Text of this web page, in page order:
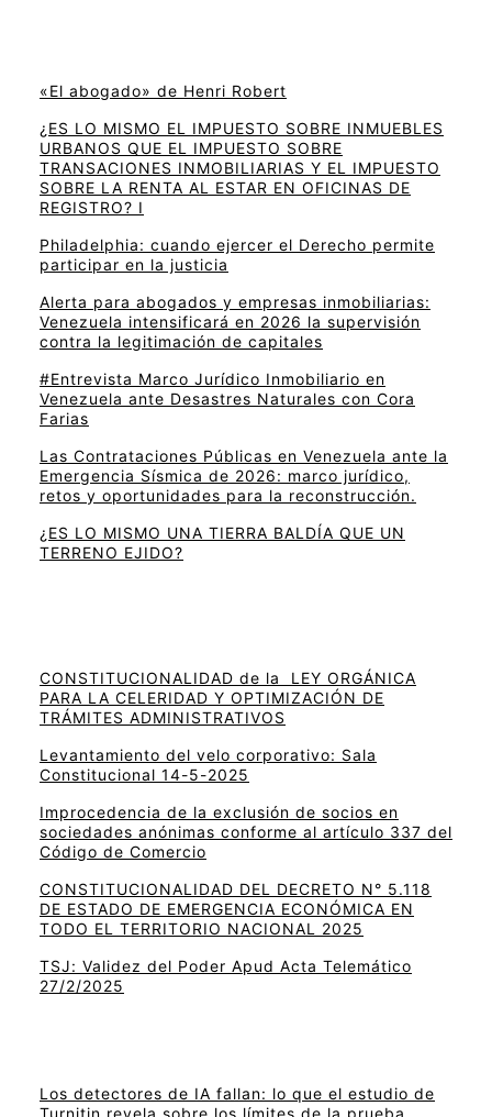
«El abogado» de Henri Robert
¿ES LO MISMO EL IMPUESTO SOBRE INMUEBLES
URBANOS QUE EL IMPUESTO SOBRE
TRANSACIONES INMOBILIARIAS Y EL IMPUESTO
SOBRE LA RENTA AL ESTAR EN OFICINAS DE
REGISTRO? I
Philadelphia: cuando ejercer el Derecho permite
participar en la justicia
Alerta para abogados y empresas inmobiliarias:
Venezuela intensificará en 2026 la supervisión
contra la legitimación de capitales
#Entrevista Marco Jurídico Inmobiliario en
Venezuela ante Desastres Naturales con Cora
Farias
Las Contrataciones Públicas en Venezuela ante la
Emergencia Sísmica de 2026: marco jurídico,
retos y oportunidades para la reconstrucción.
¿ES LO MISMO UNA TIERRA BALDÍA QUE UN
TERRENO EJIDO?
CONSTITUCIONALIDAD de la LEY ORGÁNICA
PARA LA CELERIDAD Y OPTIMIZACIÓN DE
TRÁMITES ADMINISTRATIVOS
Levantamiento del velo corporativo: Sala
Constitucional 14-5-2025
Improcedencia de la exclusión de socios en
sociedades anónimas conforme al artículo 337 del
Código de Comercio
CONSTITUCIONALIDAD DEL DECRETO N° 5.118
DE ESTADO DE EMERGENCIA ECONÓMICA EN
TODO EL TERRITORIO NACIONAL 2025
TSJ: Validez del Poder Apud Acta Telemático
27/2/2025
Los detectores de IA fallan: lo que el estudio de